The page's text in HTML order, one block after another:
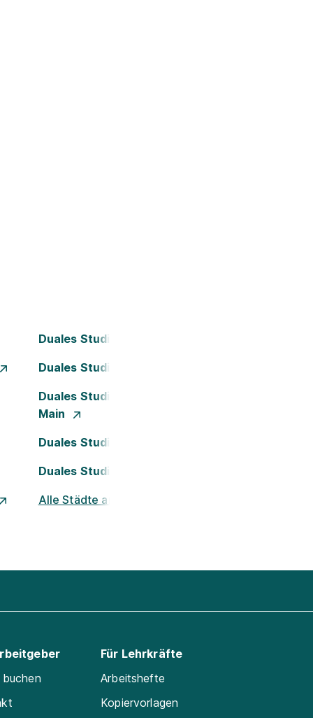
Duales Studium Bochum
Duales Studium Dortmund
Duales Studium Frankfurt am
Main
Duales Studium Köln
Duales Studium Nürnberg
Alle Städte ansehen
Für Lehrkräfte
Arbeitshefte
Kopiervorlagen